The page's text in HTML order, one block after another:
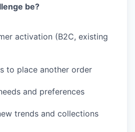
be?
activation (B2C, existing
to place another order
and preferences
trends and collections